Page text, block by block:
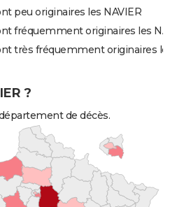
peu originaires les NAVIER
fréquemment originaires les
très fréquemment originaires
?
de décès.